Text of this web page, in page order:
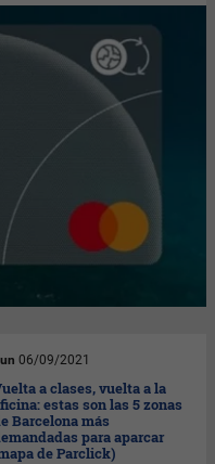
06/09/2021
a clases, vuelta a la
estas son las 5 zonas
Barcelona más
para aparcar
de Parclick)